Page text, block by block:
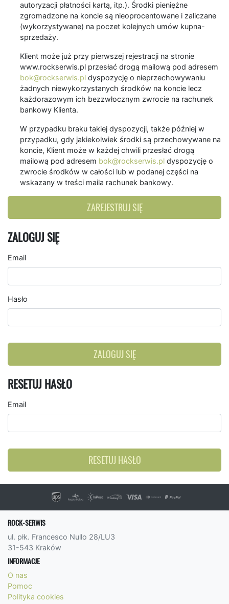
autoryzacji płatności kartą, itp.). Środki pieniężne
zgromadzone na koncie są nieoprocentowane i zaliczane
(wykorzystywane) na poczet kolejnych umów kupna-
sprzedaży.
Klient może już przy pierwszej rejestracji na stronie
www.rockserwis.pl przesłać drogą mailową pod adresem
bok@rockserwis.pl dyspozycję o nieprzechowywaniu
żadnych niewykorzystanych środków na koncie lecz
każdorazowym ich bezzwłocznym zwrocie na rachunek
bankowy Klienta.
W przypadku braku takiej dyspozycji, także później w
przypadku, gdy jakiekolwiek środki są przechowywane na
koncie, Klient może w każdej chwili przesłać drogą
mailową pod adresem bok@rockserwis.pl dyspozycję o
zwrocie środków w całości lub w podanej części na
wskazany w treści maila rachunek bankowy.
ZAREJESTRUJ SIĘ
ZALOGUJ SIĘ
Email
Hasło
ZALOGUJ SIĘ
RESETUJ HASŁO
Email
RESETUJ HASŁO
ROCK-SERWIS
ul. płk. Francesco Nullo 28/LU3
31-543 Kraków
INFORMACJE
O nas
Pomoc
Polityka cookies